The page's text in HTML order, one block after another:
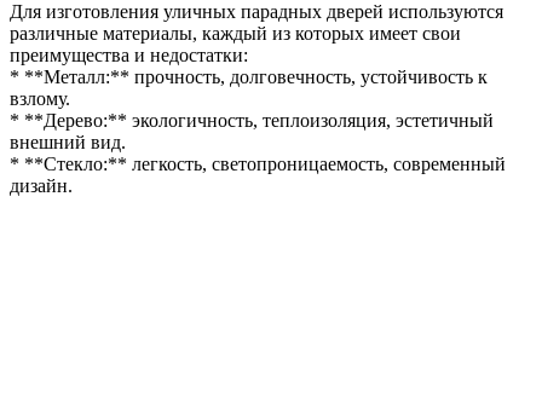
Для изготовления уличных парадных дверей используются
различные материалы, каждый из которых имеет свои
преимущества и недостатки:
* **Металл:** прочность, долговечность, устойчивость к
взлому.
* **Дерево:** экологичность, теплоизоляция, эстетичный
внешний вид.
* **Стекло:** легкость, светопроницаемость, современный
дизайн.